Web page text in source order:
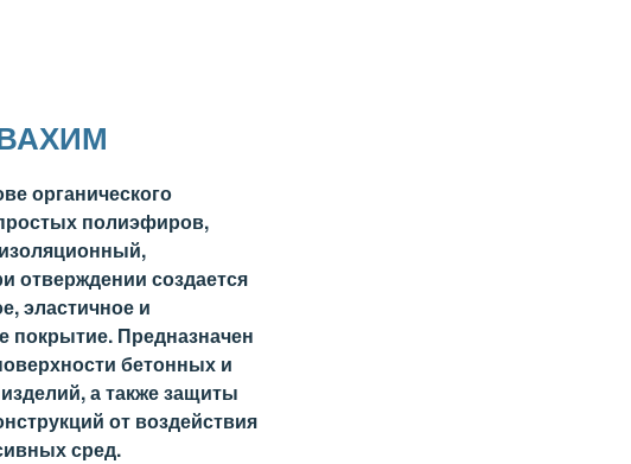
органического
полиэфиров,
отверждении создается
эластичное и
покрытие. Предназначен
бетонных и
а также защиты
от воздействия
сред.